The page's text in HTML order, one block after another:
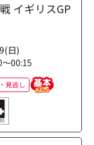
イギリスGP
日)
～00:15
見逃し